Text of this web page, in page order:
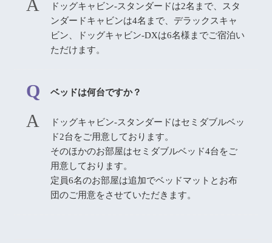
ドッグキャビン-スタンダードは2名まで、スタ
ンダードキャビンは4名まで、デラックスキャ
ビン、ドッグキャビン-DXは6名様までご宿泊い
ただけます。
ベッドは何台ですか？
ドッグキャビン-スタンダードはセミダブルベッ
ド2台をご用意しております。
そのほかのお部屋はセミダブルベッド4台をご
用意しております。
定員6名のお部屋は追加でベッドマットとお布
団のご用意をさせていただきます。